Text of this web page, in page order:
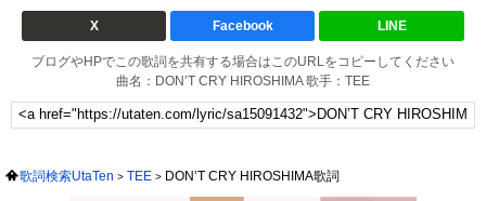
X Facebook LINE
ブログやHPでこの歌詞を共有する場合はこのURLをコピーしてください
曲名：DON’T CRY HIROSHIMA 歌手：TEE
歌詞検索UtaTen TEE DON’T CRY HIROSHIMA歌詞